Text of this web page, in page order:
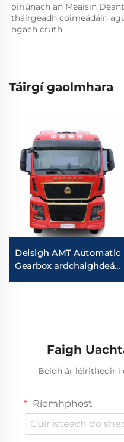
oiriúnach an Meaisín
tháirgeadh coimeádáin
ngach cruth.
Táirgí gaolmhara
Deisigh AMT Automatic
Gearbox ardchaighdeán
MAN Engine 580HP
Faigh
Beidh ár léiritheoir i
Ríomhphost